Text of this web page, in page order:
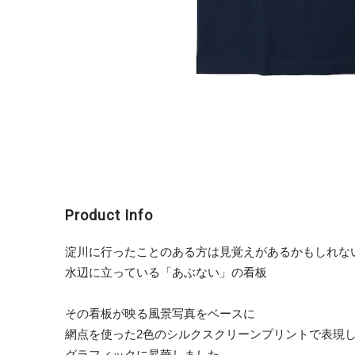
Product Info
淀川に行ったことのある方は見覚えがあるかもしれな
水辺に立っている「あぶない」の看板
その看板が映る風景写真をベースに
網点を使った2色のシルクスクリーンプリントで表現